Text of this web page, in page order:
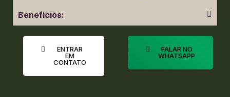
Benefícios:
ENTRAR
EM
CONTATO
FALAR NO
WHATSAPP